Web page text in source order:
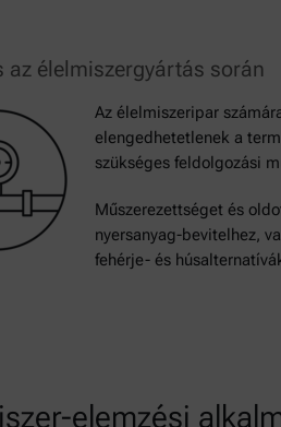
az élelmiszergyártás során
Az élelmiszeripar
elengedhetetlenek a
szükséges feldolgozási
Műszerezettséget és
nyersanyag-bevitelhez,
fehérje- és
elemzési